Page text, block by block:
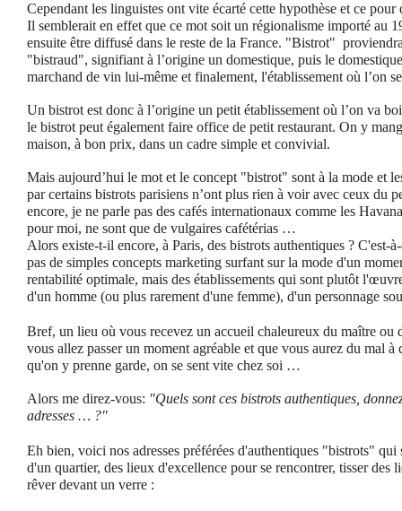
Cependant les linguistes ont vite écarté cette hypothèse et ce
Il semblerait en effet que ce mot soit un régionalisme importé au
ensuite être diffusé dans le reste de la France. "Bistrot"
"bistraud", signifiant à l’origine un domestique, puis le
marchand de vin lui-même et finalement, l'établissement où l’on
Un bistrot est donc à l’origine un petit établissement où l’on va
le bistrot peut également faire office de petit restaurant. On y
maison, à bon prix, dans un cadre simple et convivial.
Mais aujourd’hui le mot et le concept "bistrot" sont à la mode et
par certains bistrots parisiens n’ont plus rien à voir avec ceux du
encore, je ne parle pas des cafés internationaux comme les
pour moi, ne sont que de vulgaires cafétérias …
Alors existe-t-il encore, à Paris, des bistrots authentiques ? C'est-
pas de simples concepts marketing surfant sur la mode d'un
rentabilité optimale, mais des établissements qui sont plutôt
d'un homme (ou plus rarement d'une femme), d'un personnage
Bref, un lieu où vous recevez un accueil chaleureux du maître ou
vous allez passer un moment agréable et que vous aurez du mal
qu'on y prenne garde, on se sent vite chez soi …
Alors me direz-vous: "Quels sont ces bistrots authentiques,
adresses … ?"
Eh bien, voici nos adresses préférées d'authentiques "bistrots"
d'un quartier, des lieux d'excellence pour se rencontrer, tisser
rêver devant un verre :